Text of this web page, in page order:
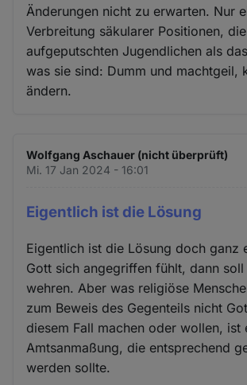
Änderungen nicht zu erwarten. Nur
Verbreitung säkularer Positionen,
aufgeputschten Jugendlichen als
was sie sind: Dumm und machtgeil,
ändern.
Wolfgang Aschauer (nicht überprüft)
Mi. 17 Jan 2024 - 16:01
Eigentlich ist die Lösung
Eigentlich ist die Lösung doch ganz
Gott sich angegriffen fühlt, dann
wehren. Aber was religiöse
zum Beweis des Gegenteils nicht
diesem Fall machen oder wollen, ist
Amtsanmaßung, die entsprechend
werden sollte.